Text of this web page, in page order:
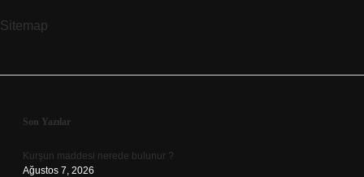
Sitemap
Sidebar
Son Yazılar
Kurşun maddesi nerede bulunur ?
Ağustos 7, 2026